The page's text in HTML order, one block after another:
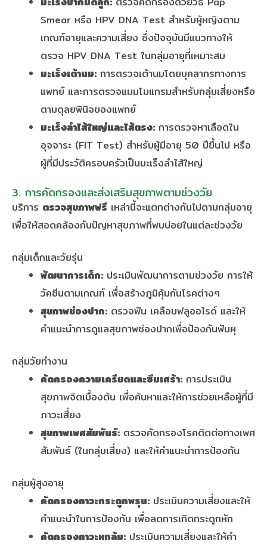
Smear หรือ HPV DNA Test สำหรับผู้หญิงตาม
เกณฑ์อายุและความเสี่ยง ซึ่งปัจจุบันมีแนวทางให้
ตรวจ HPV DNA Test ในกลุ่มอายุที่เหมาะสม
มะเร็งเต้านม: การตรวจเต้านมโดยบุคลากรทางการ
แพทย์ และการตรวจแมมโมแกรมสำหรับกลุ่มเสี่ยงหรือ
ตามดุลยพินิจของแพทย์
มะเร็งลำไส้ใหญ่และไส้ตรง: การตรวจหาเลือดใน
อุจจาระ (FIT Test) สำหรับผู้มีอายุ 50 ปีขึ้นไป หรือ
ผู้ที่มีประวัติครอบครัวเป็นมะเร็งลำไส้ใหญ่
3. การคัดกรองและส่งเสริมสุขภาพตามช่วงวัย
บริการ ตรวจสุขภาพฟรี เหล่านี้จะแตกต่างกันไปตามกลุ่มอายุ
เพื่อให้สอดคล้องกับปัญหาสุขภาพที่พบบ่อยในแต่ละช่วงวัย
กลุ่มเด็กและวัยรุ่น
พัฒนาการเด็ก: ประเมินพัฒนาการตามช่วงวัย การให้
วัคซีนตามเกณฑ์ เพื่อสร้างภูมิคุ้มกันโรคต่างๆ
สุขภาพช่องปาก: ตรวจฟัน เคลือบฟลูออไรด์ และให้
คำแนะนำการดูแลสุขภาพช่องปากเพื่อป้องกันฟันผุ
กลุ่มวัยทำงาน
คัดกรองความเครียดและซึมเศร้า: การประเมิน
สุขภาพจิตเบื้องต้น เพื่อค้นหาและให้การช่วยเหลือผู้ที่มี
ภาวะเสี่ยง
สุขภาพเพศสัมพันธ์: ตรวจคัดกรองโรคติดต่อทางเพศ
สัมพันธ์ (ในกลุ่มเสี่ยง) และให้คำแนะนำการป้องกัน
กลุ่มผู้สูงอายุ
คัดกรองภาวะกระดูกพรุน: ประเมินความเสี่ยงและให้
คำแนะนำในการป้องกัน เพื่อลดการเกิดกระดูกหัก
คัดกรองภาวะหกล้ม: ประเมินความเสี่ยงและให้คำ